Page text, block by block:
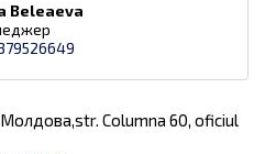
Beleaeva
Columna 60, oficiul